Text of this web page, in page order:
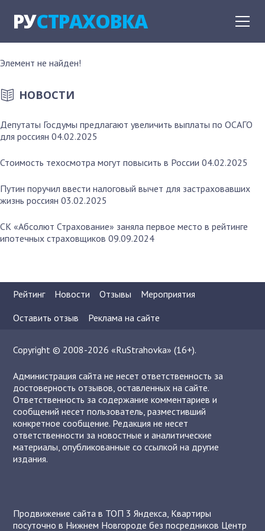
РУСТРАХОВКА
Элемент не найден!
НОВОСТИ
Депутаты Госдумы предлагают увеличить выплаты по ОСАГО
для россиян 04.02.2025
Стоимость техосмотра могут повысить в России 04.02.2025
Путин поручил ввести налоговый вычет для застраховавших
жизнь россиян 03.02.2025
СК «Абсолют Страхование» заняла первое место в рейтинге
ипотечных страховщиков 09.09.2024
Рейтинг Новости Отзывы
Мероприятия
Оставить отзыв
Реклама на сайте
Copyright © 2008-2026 «RuStrahovka» (16+).
Администрация сайта не несет ответственность за
достоверность отзывов, оставленных на сайте.
Ответственность за содержание комментариев и
сообщений несет пользователь, разместивший
конкретное сообщение. Редакция не несет
ответственности за новостные и аналитические
материалы, опубликованные со ссылкой на другие
издания.
Продвижение сайта в ТОП 3 Яндекса, Квартиры
посуточно в Нижнем Новгороде без посредников Центр